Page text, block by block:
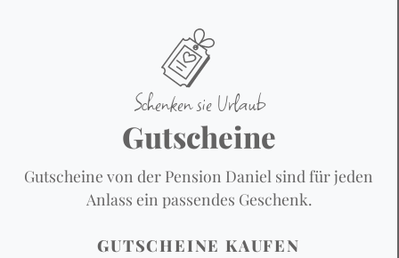
Schenken sie Urlaub
Gutscheine
Gutscheine von der Pension Daniel sind für jeden
Anlass ein passendes Geschenk.
GUTSCHEINE KAUFEN